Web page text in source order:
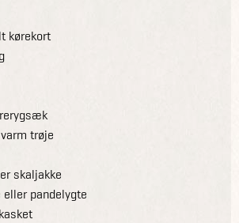
kørekort
trøje
skaljakke
pandelygte